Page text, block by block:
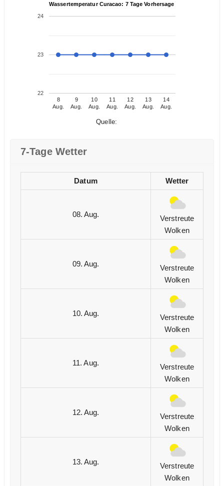
Wassertemperatur Curacao: 7 Tage Vorhersage
8
Aug.
9
Aug.
10
Aug.
11
Aug.
12
Aug.
13
Aug.
14
Aug.
22
23
24
Quelle:
7-Tage Wetter
Datum Wetter
08. Aug.
Verstreute
Wolken
09. Aug.
Verstreute
Wolken
10. Aug.
Verstreute
Wolken
11. Aug.
Verstreute
Wolken
12. Aug.
Verstreute
Wolken
13. Aug.
Verstreute
Wolken